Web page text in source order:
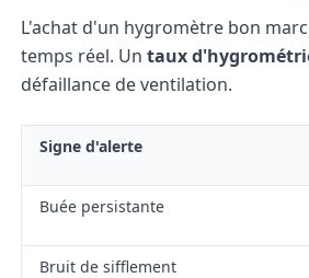
L'achat d'un hygromètre bon
temps réel. Un taux
défaillance de ventilation.
Signe d'alerte
Buée persistante
Bruit de sifflement